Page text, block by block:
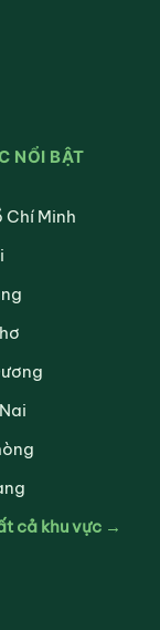
NỔI BẬT
Chí Minh
cả khu vực →